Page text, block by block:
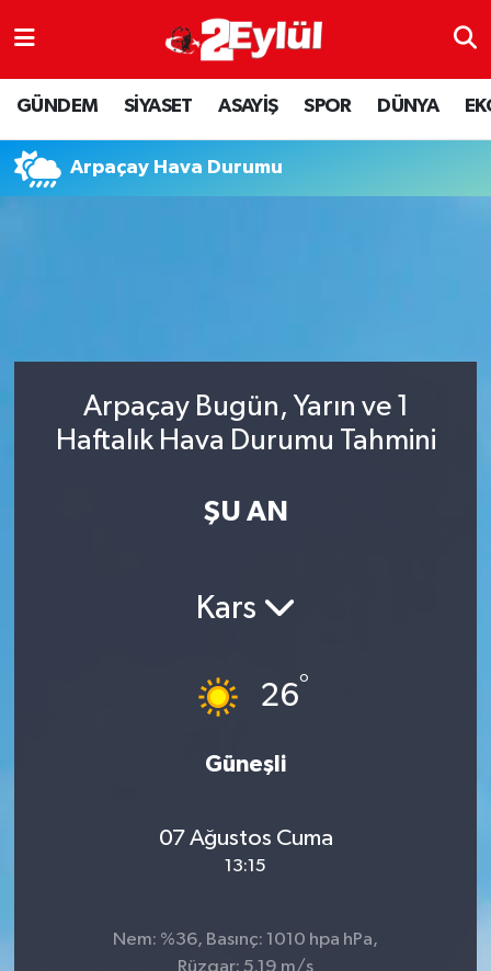
GÜNDEM SİYASET ASAYİŞ SPOR DÜNYA
Arpaçay Hava Durumu
Arpaçay Bugün, Yarın ve 1
Haftalık Hava Durumu Tahmini
ŞU AN
Kars
26°
Güneşli
07 Ağustos Cuma
13:15
Nem: %36, Basınç: 1010 hpa hPa,
ASAYİŞ
DÜNYA
EKONOMİ
SİYASET
SPOR
Nöbetçi Eczaneler
Hava Durumu
Eskişehir Namaz Vakitleri
Tüm Manşetler
Son Dakika Haberleri